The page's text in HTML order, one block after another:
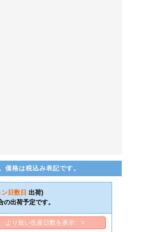
格は税込み表記です。
ン日数 日 出荷)
出荷予定です。
より短い生産日数を表示 >